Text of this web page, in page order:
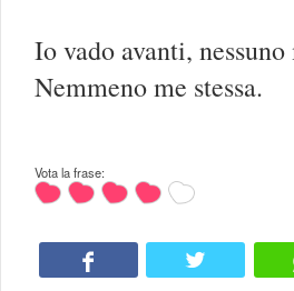
Io vado avanti,
Nemmeno me stessa.
Vota la frase: